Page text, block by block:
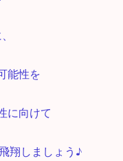
能性を
に向けて
翔しましょう♪